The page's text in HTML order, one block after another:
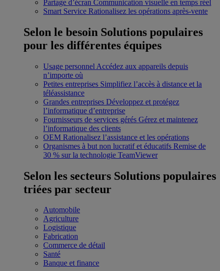
Partage d’écran Communication visuelle en temps réel
Smart Service Rationalisez les opérations après-vente
Selon le besoin Solutions populaires
pour les différentes équipes
Usage personnel Accédez aux appareils depuis
n’importe où
Petites entreprises Simplifiez l’accès à distance et la
téléassistance
Grandes entreprises Développez et protégez
l’informatique d’entreprise
Fournisseurs de services gérés Gérez et maintenez
l’informatique des clients
OEM Rationalisez l’assistance et les opérations
Organismes à but non lucratif et éducatifs Remise de
30 % sur la technologie TeamViewer
Selon les secteurs Solutions populaires
triées par secteur
Automobile
Agriculture
Logistique
Fabrication
Commerce de détail
Santé
Banque et finance